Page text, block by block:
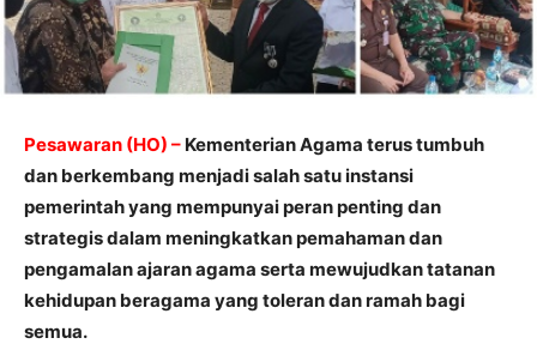
Pesawaran (HO) – Kementerian Agama terus tumbuh
dan berkembang menjadi salah satu instansi
pemerintah yang mempunyai peran penting dan
strategis dalam meningkatkan pemahaman dan
pengamalan ajaran agama serta mewujudkan tatanan
kehidupan beragama yang toleran dan ramah bagi
semua.